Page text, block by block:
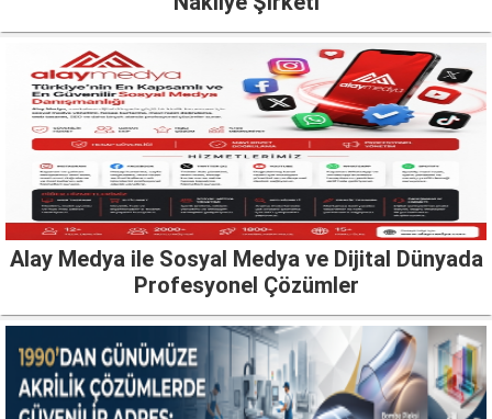
Alay Medya ile Sosyal Medya ve Dijital Dünyada
Profesyonel Çözümler